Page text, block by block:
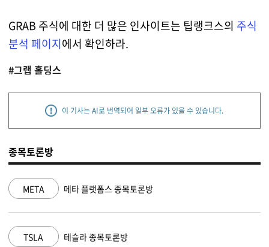
GRAB 주식에 대한 더 많은 인사이트는 팁랭크스의 주식
분석 페이지에서 확인하라.
#그랩 홀딩스
이 기사는 AI로 번역되어 일부 오류가 있을 수 있습니다.
종목토론방
NVDA 엔비디아 종목토론방
MSFT 마이크로소프트 종목토론방